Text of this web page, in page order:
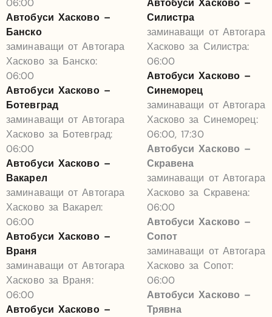
06:00
Автобуси Хасково –
Банско
заминаващи от Автогара
Хасково за Банско:
06:00
Автобуси Хасково –
Ботевград
заминаващи от Автогара
Хасково за Ботевград:
06:00
Автобуси Хасково –
Вакарел
заминаващи от Автогара
Хасково за Вакарел:
06:00
Автобуси Хасково –
Враня
заминаващи от Автогара
Хасково за Враня:
06:00
Автобуси Хасково –
Автобуси Хасково –
Силистра
заминаващи от Автогара
Хасково за Силистра:
06:00
Автобуси Хасково –
Синеморец
заминаващи от Автогара
Хасково за Синеморец:
06:00, 17:30
Автобуси Хасково –
Скравена
заминаващи от Автогара
Хасково за Скравена:
06:00
Автобуси Хасково –
Сопот
заминаващи от Автогара
Хасково за Сопот:
06:00
Автобуси Хасково –
Трявна